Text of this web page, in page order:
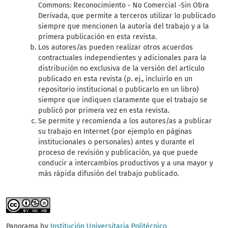
Commons: Reconocimiento - No Comercial -Sin Obra
Derivada, que permite a terceros utilizar lo publicado
siempre que mencionen la autoría del trabajo y a la
primera publicación en esta revista.
Los autores/as pueden realizar otros acuerdos
contractuales independientes y adicionales para la
distribución no exclusiva de la versión del artículo
publicado en esta revista (p. ej., incluirlo en un
repositorio institucional o publicarlo en un libro)
siempre que indiquen claramente que el trabajo se
publicó por primera vez en esta revista.
Se permite y recomienda a los autores/as a publicar
su trabajo en Internet (por ejemplo en páginas
institucionales o personales) antes y durante el
proceso de revisión y publicación, ya que puede
conducir a intercambios productivos y a una mayor y
más rápida difusión del trabajo publicado.